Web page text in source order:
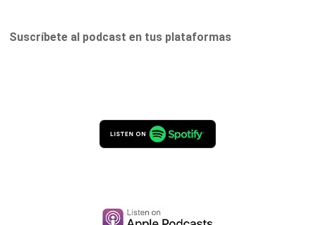
Suscríbete al podcast en tus plataformas